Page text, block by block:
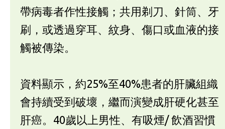
帶病毒者作性接觸；共用剃刀、針筒、牙
刷，或透過穿耳、紋身、傷口或血液的接
觸被傳染。
資料顯示，約25%至40%患者的肝臟組織
會持續受到破壞，繼而演變成肝硬化甚至
肝癌。40歲以上男性、有吸煙/ 飲酒習慣